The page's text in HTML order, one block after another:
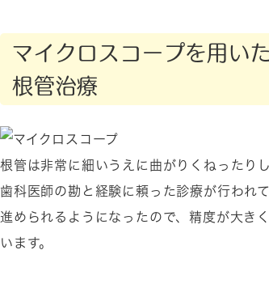
マイクロスコープを用い
根管治療
根管は非常に細いうえに曲がりくねったり
歯科医師の勘と経験に頼った診療が行われ
進められるようになったので、精度が大き
います。